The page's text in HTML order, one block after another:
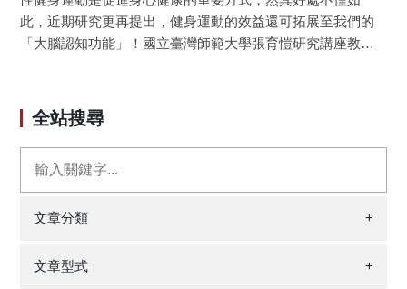
作適能與安靜腦波之間的關係。 本研究透過腦電波儀
（Electroencephalography, 簡稱EEG）測量73位ADHD孩童
Children-2，簡稱MABC-2） 瞭解孩童們動作適能，並使用三
軸加速規測量他們一週的身體活動量。MABC-2包含了八個精
細及粗大運動的測量，主要分為三個層面：精細手部操作能
力、球類技能以及動靜態平衡，可以有效的測得參與者的動
作適能。三軸加速規是一種穿戴式裝置，可用來瞭解配戴者
長時間內不同強度的身體活動量，本研究針對中高強度的總
析、事後分析以簡單斜率來檢驗調節效果。研究結果顯示動
此，近期研究更再提出，健身運動的效益還可拓展至我們的
「大腦認知功能」！國立臺灣師範大學張育愷研究講座教
實證以及「健身運動處方」之目標，並為國際社群提供了來
自臺灣的科學證據。 為減低規律性參與健身運動的難
度，張育愷研究團隊探析與發展了更簡易的單次健身運動形
式，並由神經電生理等取向解析單次健身運動對大腦認知功
能效益之可能機制；近期也提出該議題之研究模式，為國際
研究者在後續研究提出具體方向，拓寬未來健身運動對學
腦與生命做運動。 2019年，科學人雜誌（Scientific
全站搜尋
文章分類 +
文章型式 +